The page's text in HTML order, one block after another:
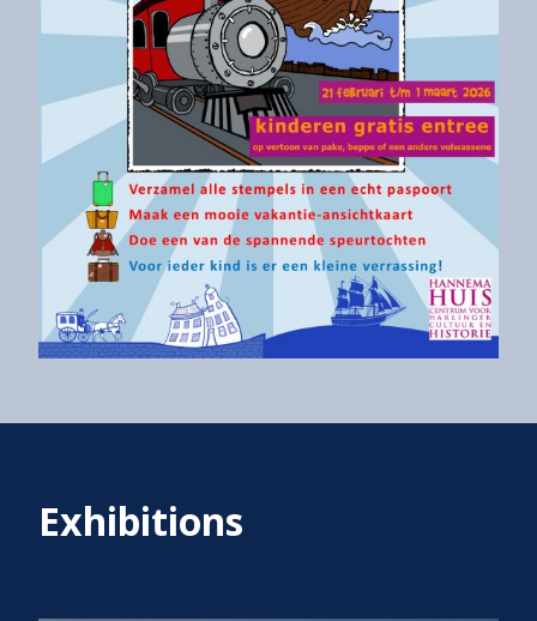
Exhibitions